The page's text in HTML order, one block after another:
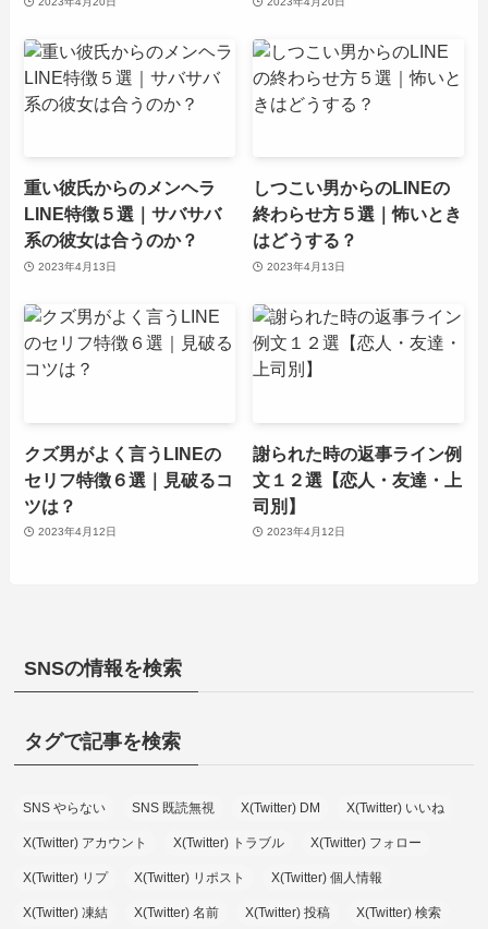
重い彼氏からのメンヘラ
LINE特徴５選｜サバサバ
系の彼女は合うのか？
2023年4月13日
しつこい男からのLINEの
終わらせ方５選｜怖いとき
はどうする？
2023年4月13日
クズ男がよく言うLINEの
セリフ特徴６選｜見破るコ
ツは？
2023年4月12日
謝られた時の返事ライン例
文１２選【恋人・友達・上
司別】
2023年4月12日
SNSの情報を検索
タグで記事を検索
SNS やらない SNS 既読無視 X(Twitter) DM X(Twitter) いいね
X(Twitter) アカウント X(Twitter) トラブル X(Twitter) フォロー
X(Twitter) リプ X(Twitter) リポスト X(Twitter) 個人情報
X(Twitter) 凍結 X(Twitter) 名前 X(Twitter) 投稿 X(Twitter) 検索